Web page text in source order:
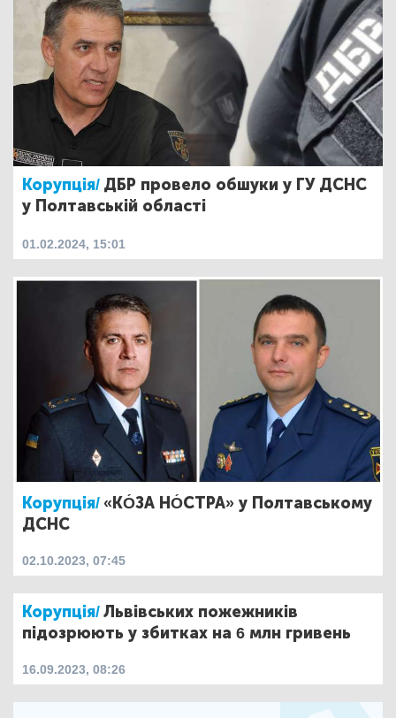
Корупція/ ДБР провело обшуки у ГУ ДСНС
у Полтавській області
01.02.2024, 15:01
Корупція/«КО́ЗА НО́СТРА» у Полтавському
ДСНС
02.10.2023, 07:45
Корупція/Львівських пожежників
підозрюють у збитках на 6 млн гривень
16.09.2023, 08:26